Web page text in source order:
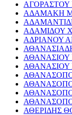
ΑΓΟΡΑΣΤΟΥ
ΑΔΑΜΑΚΗ
ΑΔΑΜΙΔΟΥ
ΑΔΡΙΑΝΟΥ
ΑΘΑΝΑΣΙΟΥ
ΑΘΑΝΑΣΙΟΥ
ΑΘΕΡΙΔΗΣ